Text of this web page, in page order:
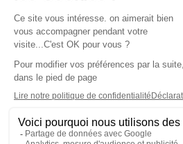
L'application Iphone /
Téléchargez
Les cookies
Gestion des cookies